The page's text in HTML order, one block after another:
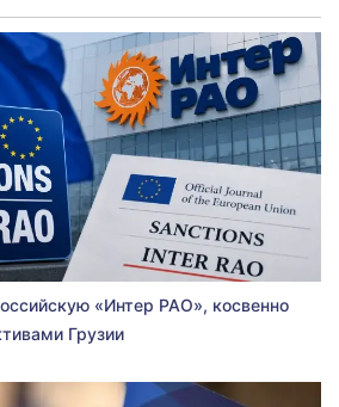
«Интер РАО», косвенно
Грузии